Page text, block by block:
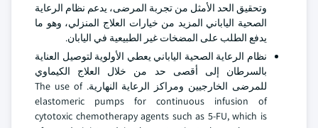
وتحقيق الحد الأمثل من تجربة المرضى، يدعم نظام الرعاية
الصحية الياباني المزيد من خيارات العلاج المنزلي، وهو ما
يدفع الطلب على المضخات غير الطبيعية في اليابان.
نظام الرعاية الصحية الياباني يعطي الأولوية لتوصيل العناية
بالسرطان إلى أقصى حد من خلال العلاج الكيماوي
للمرضى الخارجيين ومراكز الرعاية النهارية. The use of
elastomeric pumps for continuous infusion of
cytotoxic chemotherapy agents such as 5-FU, which is